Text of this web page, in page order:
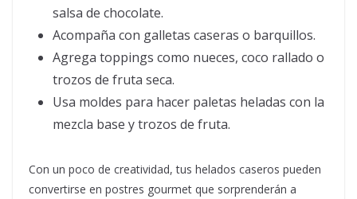
salsa de chocolate.
Acompaña con galletas caseras o barquillos.
Agrega toppings como nueces, coco rallado o
trozos de fruta seca.
Usa moldes para hacer paletas heladas con la
mezcla base y trozos de fruta.
Con un poco de creatividad, tus helados caseros pueden
convertirse en postres gourmet que sorprenderán a